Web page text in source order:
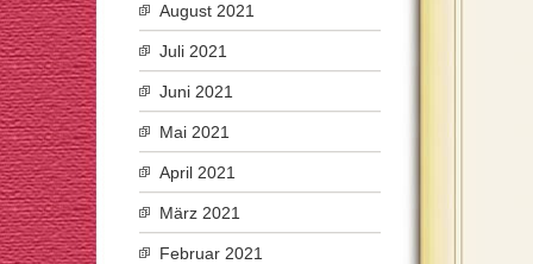
August 2021
Juli 2021
Juni 2021
Mai 2021
April 2021
März 2021
Februar 2021